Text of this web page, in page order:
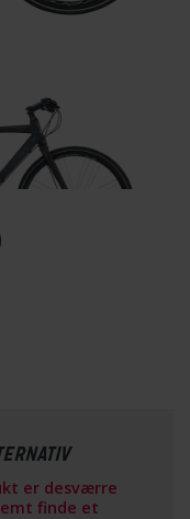
er desværre
finde et